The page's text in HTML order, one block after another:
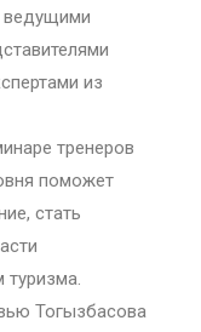
ведущими
из
тренеров
поможет
стать
туризма.
Тогызбасова